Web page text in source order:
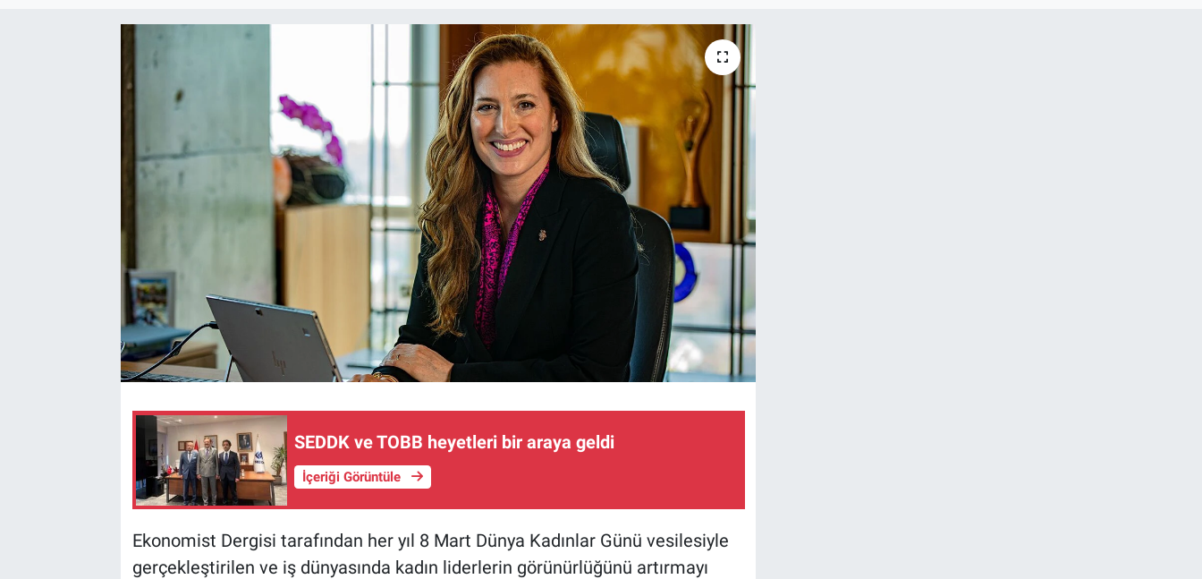
SEDDK ve TOBB heyetleri bir araya geldi
İçeriği Görüntüle
Ekonomist Dergisi tarafından her yıl 8 Mart Dünya Kadınlar Günü vesilesiyle
gerçekleştirilen ve iş dünyasında kadın liderlerin görünürlüğünü artırmayı